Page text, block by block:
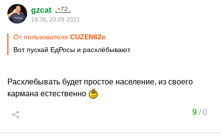
gzcat
18:36, 20.09.2021
От пользователя CUZEN62c
Вот пускай ЕдРосы и расхлёбывают.
Расхлебывать будет простое население, из своего
кармана естественно
9/0